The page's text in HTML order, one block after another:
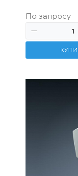
По запросу